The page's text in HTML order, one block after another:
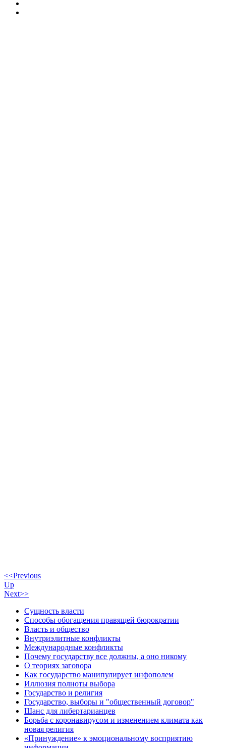
<<Previous
Up
Next>>
Сущность власти
Способы обогащения правящей бюрократии
Власть и общество
Внутриэлитные конфликты
Международные конфликты
Почему государству все должны, а оно никому
О теориях заговора
Как государство манипулирует инфополем
Иллюзия полноты выбора
Государство и религия
Государство, выборы и "общественный договор"
Шанс для либертарианцев
Борьба с коронавирусом и изменением климата как
новая религия
«Принуждение» к эмоциональному восприятию